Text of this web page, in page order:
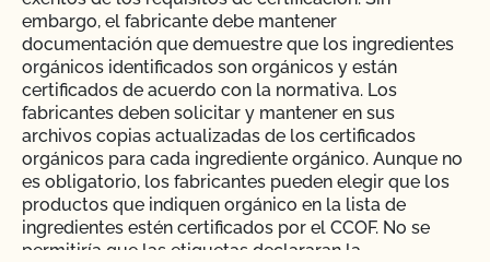
embargo, el fabricante debe mantener
documentación que demuestre que los ingredientes
orgánicos identificados son orgánicos y están
certificados de acuerdo con la normativa. Los
fabricantes deben solicitar y mantener en sus
archivos copias actualizadas de los certificados
orgánicos para cada ingrediente orgánico. Aunque no
es obligatorio, los fabricantes pueden elegir que los
productos que indiquen orgánico en la lista de
ingredientes estén certificados por el CCOF. No se
permitiría que las etiquetas declararan la